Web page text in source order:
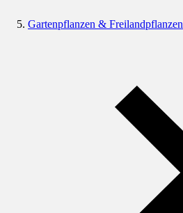
Gartenpflanzen & Freilandpflanzen